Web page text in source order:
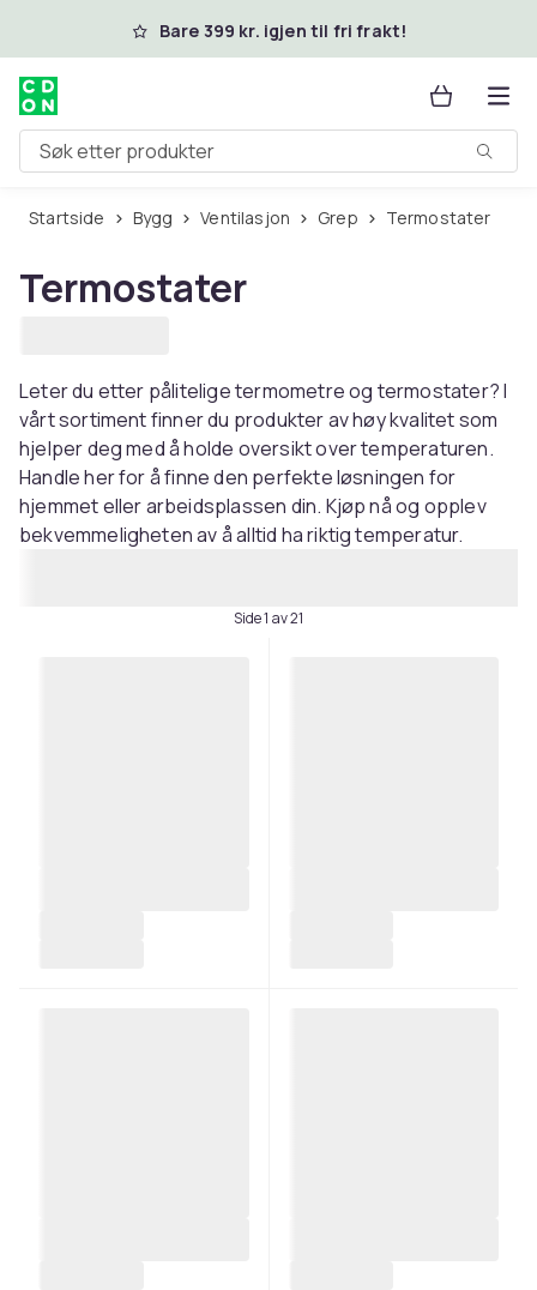
Hopp til hovedinnholdBare 399 kr. igjen til fri frakt!
Søk etter produkter
Startside Bygg Ventilasjon Grep Termostater
Termostater
Leter du etter pålitelige termometre og termostater? I
vårt sortiment finner du produkter av høy kvalitet som
hjelper deg med å holde oversikt over temperaturen.
Handle her for å finne den perfekte løsningen for
hjemmet eller arbeidsplassen din. Kjøp nå og opplev
bekvemmeligheten av å alltid ha riktig temperatur.
Side 1 av 21